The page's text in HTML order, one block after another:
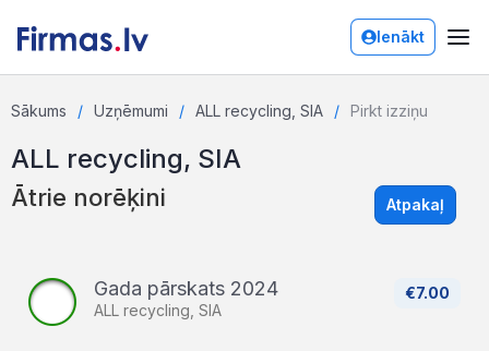
Ienākt
Sākums Uzņēmumi ALL recycling, SIA Pirkt izziņu
ALL recycling, SIA
Ātrie norēķini Atpakaļ
€7.00
Gada pārskats 2024
ALL recycling, SIA